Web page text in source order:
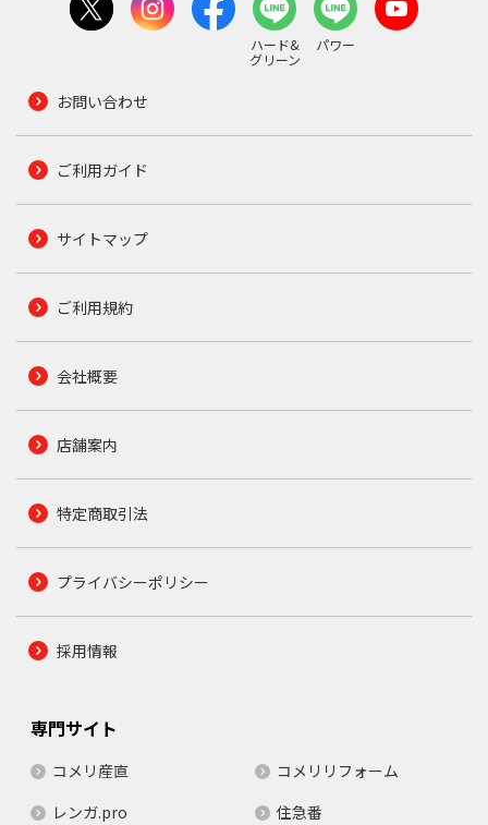
ハード&
グリーン
パワー
お問い合わせ
ご利用ガイド
サイトマップ
ご利用規約
会社概要
店舗案内
特定商取引法
プライバシーポリシー
採用情報
専門サイト
コメリ産直
コメリリフォーム
レンガ.pro
住急番